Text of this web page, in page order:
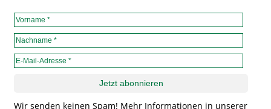
Wir senden keinen Spam! Mehr Informationen in unserer